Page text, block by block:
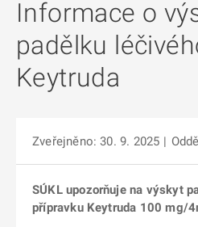
Informace o
padělku
Keytruda
Zveřejněno: 30. 9. 2025 |
SÚKL upozorňuje na výskyt
přípravku Keytruda 100 mg/